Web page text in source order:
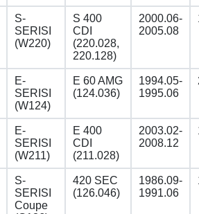
S-
SERISI
(W220)
S 400
CDI
(220.028,
220.128)
2000.06-
2005.08
E-
SERISI
(W124)
E 60 AMG
(124.036)
1994.05-
1995.06
E-
SERISI
(W211)
E 400
CDI
(211.028)
2003.02-
2008.12
S-
SERISI
Coupe
420 SEC
(126.046)
1986.09-
1991.06